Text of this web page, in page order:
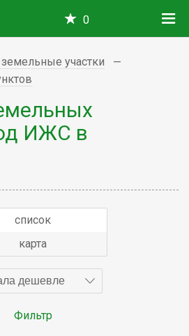
0
участки
ИЖС в
список
карта
дешевле
Фильтр